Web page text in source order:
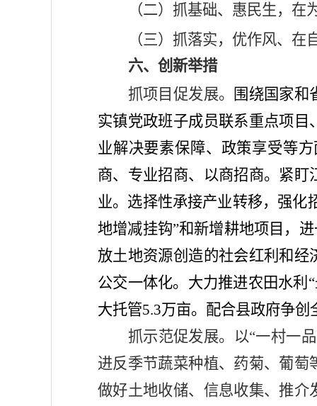
（二）抓基础、惠民生，在
（三）抓落实，优作风、在
六、创新举措
抓项目促发展。
围绕国家和
实镇党政班子成员联系重点项
业解决要素保障、政策享受等
商、专业招商、以商招商。紧
业。选择性承接产业转移，强化
地增减挂钩”和新增耕地项目，
放土地资源创造的社会红利和
公交一体化。大力推进农田水利
大托管5.3万亩。配合县政府争创
抓示范促发展。 以“一村一
进反季节蔬菜种植、药菊、葡
做好土地收储、信息收集、推